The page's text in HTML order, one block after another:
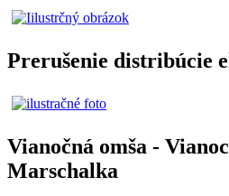
Prerušenie distribúcie
Vianočná omša -
Marschalka